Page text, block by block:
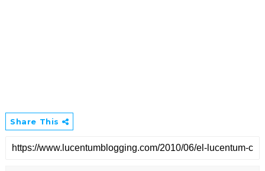
Share This